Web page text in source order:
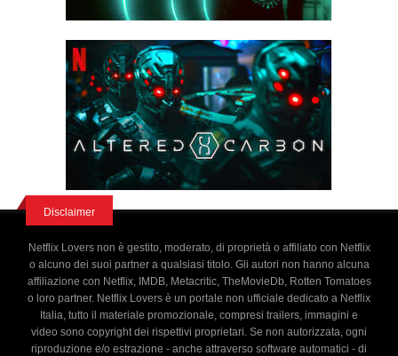
Disclaimer
Netflix Lovers non è gestito, moderato, di proprietà o affiliato con Netflix
o alcuno dei suoi partner a qualsiasi titolo. Gli autori non hanno alcuna
affiliazione con Netflix, IMDB, Metacritic, TheMovieDb, Rotten Tomatoes
o loro partner. Netflix Lovers è un portale non ufficiale dedicato a Netflix
Italia, tutto il materiale promozionale, compresi trailers, immagini e
video sono copyright dei rispettivi proprietari. Se non autorizzata, ogni
riproduzione e/o estrazione - anche attraverso software automatici - di